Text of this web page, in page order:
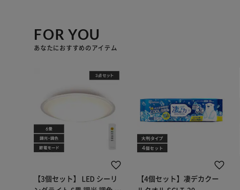
FOR YOU
あなたにおすすめのアイテム
【3個セット】 LED シーリ
【4個セット】凄デカクー